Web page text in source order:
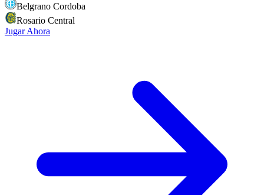
Belgrano Cordoba
Rosario Central
Jugar Ahora